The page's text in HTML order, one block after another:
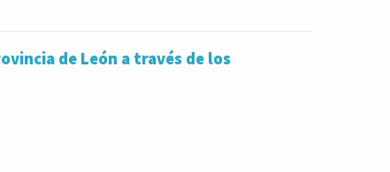
de León a través de los